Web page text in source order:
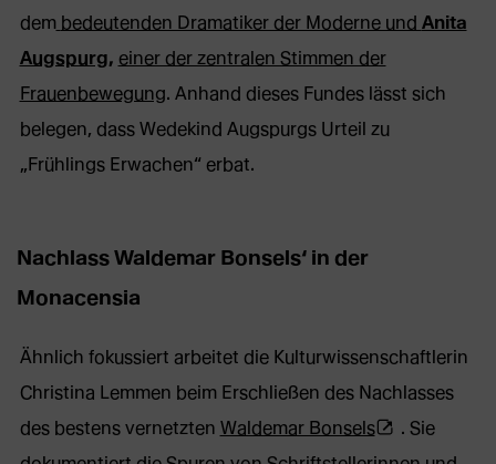
neuem
Tab)
dem bedeutenden Dramatiker der Moderne und Anita
Augspurg, einer der zentralen Stimmen der
Frauenbewegung. Anhand dieses Fundes lässt sich
belegen, dass Wedekind Augspurgs Urteil zu
„Frühlings Erwachen“ erbat.
Nachlass Waldemar Bonsels‘ in der
Monacensia
Ähnlich fokussiert arbeitet die Kulturwissenschaftlerin
Christina Lemmen beim Erschließen des Nachlasses
des bestens vernetzten Waldemar Bonsels(Öffnet
. Sie